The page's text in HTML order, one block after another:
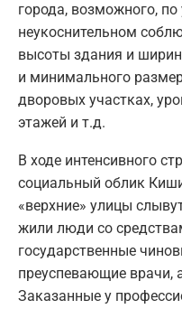
города, возможного,
неукоснительном
высоты здания и
и минимального
дворовых участках,
этажей и т.д.
В ходе интенсивного
социальный облик
«верхние» улицы
жили люди со
государственные
преуспевающие врачи,
Заказанные у